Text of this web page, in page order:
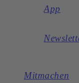
App
Mitmachen